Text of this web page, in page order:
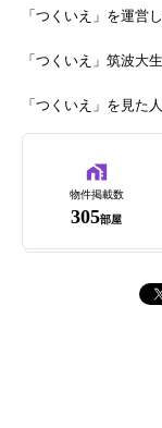
「つくいえ」を運営
「つくいえ」筑波大
「つくいえ」を見た人
物件掲載数
305部屋